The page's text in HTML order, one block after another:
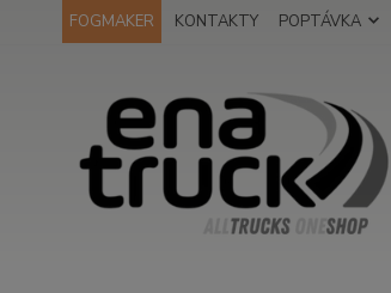
FOGMAKER KONTAKTY POPTÁVKA